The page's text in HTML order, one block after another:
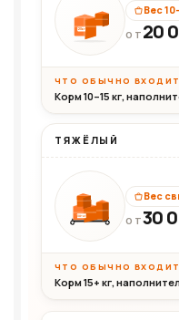
20кг
Вес
ОТ 20
ЧТО ОБЫЧНО ВХОДИТ
Корм 10–15 кг,
ТЯЖЁЛЫЙ
30+кг
Вес
ОТ30
ЧТО ОБЫЧНО ВХОДИТ
Корм 15+ кг,